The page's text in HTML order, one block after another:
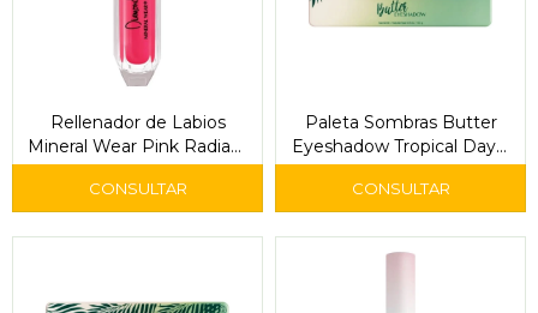
Rellenador de Labios
Mineral Wear Pink Radiant
- Physicians
Paleta Sombras Butter
Eyeshadow Tropical Days-
Physicians